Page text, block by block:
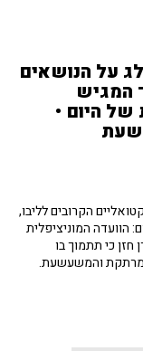
על הנושאים
המגיש
היום •
הקרובים לליבו,
המוניציפלית
כי תתמוך בו
והמשעשעת.